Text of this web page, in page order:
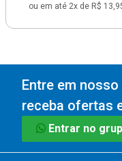
ou em até 2x de R$
Entre em
receba ofertas
Entrar no